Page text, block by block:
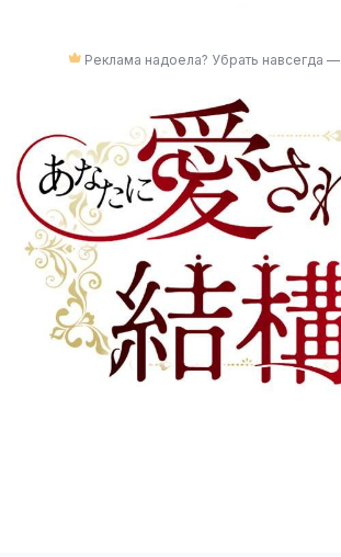
Реклама надоела? Убрать навсегда —